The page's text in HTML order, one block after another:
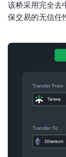
该桥采用完全去
保交易的无信任